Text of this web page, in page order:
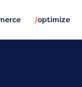
/optimize